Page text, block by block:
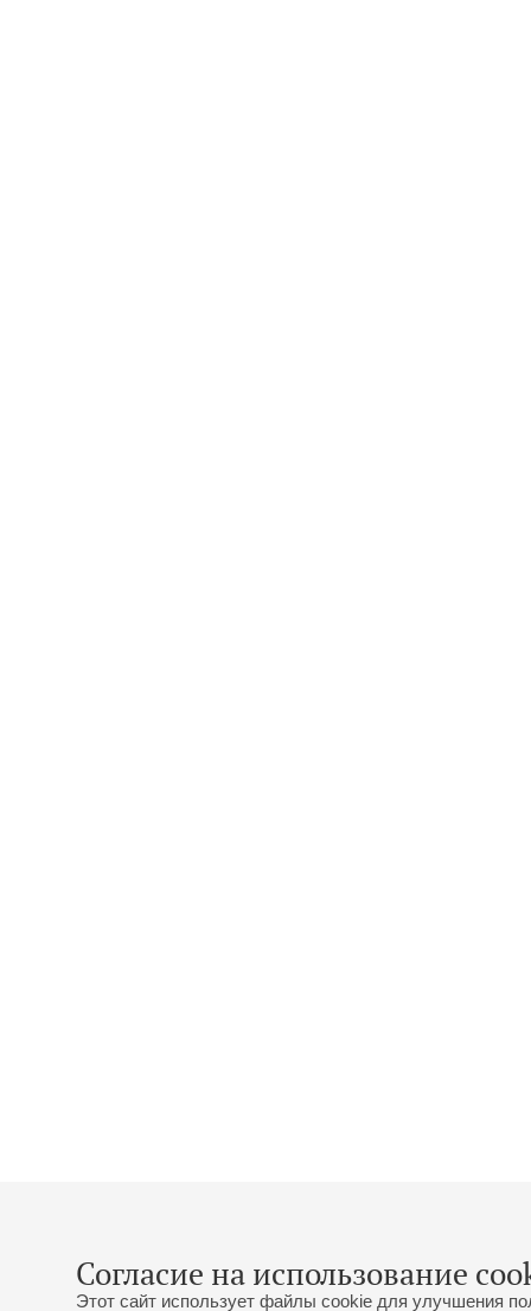
Согласие на использование
Этот сайт использует файлы cookie для улучшения